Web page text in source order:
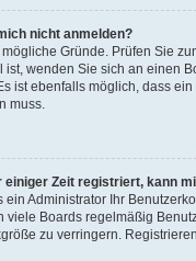
nicht anmelden?
Gründe. Prüfen Sie
ist, wenden Sie sich an einen
ist ebenfalls möglich, dass
muss.
einiger Zeit registriert, kann
ein Administrator Ihr
viele Boards regelmäßig
zu verringern.